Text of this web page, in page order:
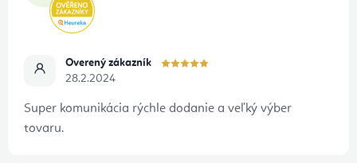
Overený zákazník
28.2.2024
Super komunikácia rýchle dodanie a veľký výber
tovaru.